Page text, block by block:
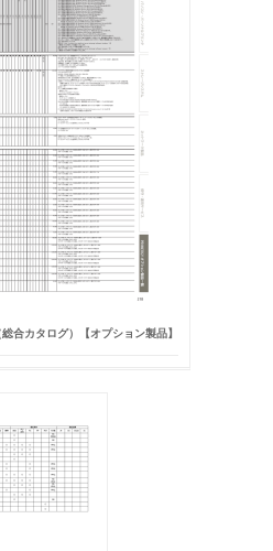
合カタログ）【オプション製品】